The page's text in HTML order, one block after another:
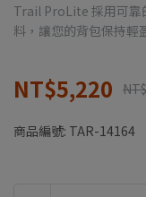
Trail ProLite 採用可靠
料，讓您的背包保持輕
NT$5,220
商品編號: TAR-14164